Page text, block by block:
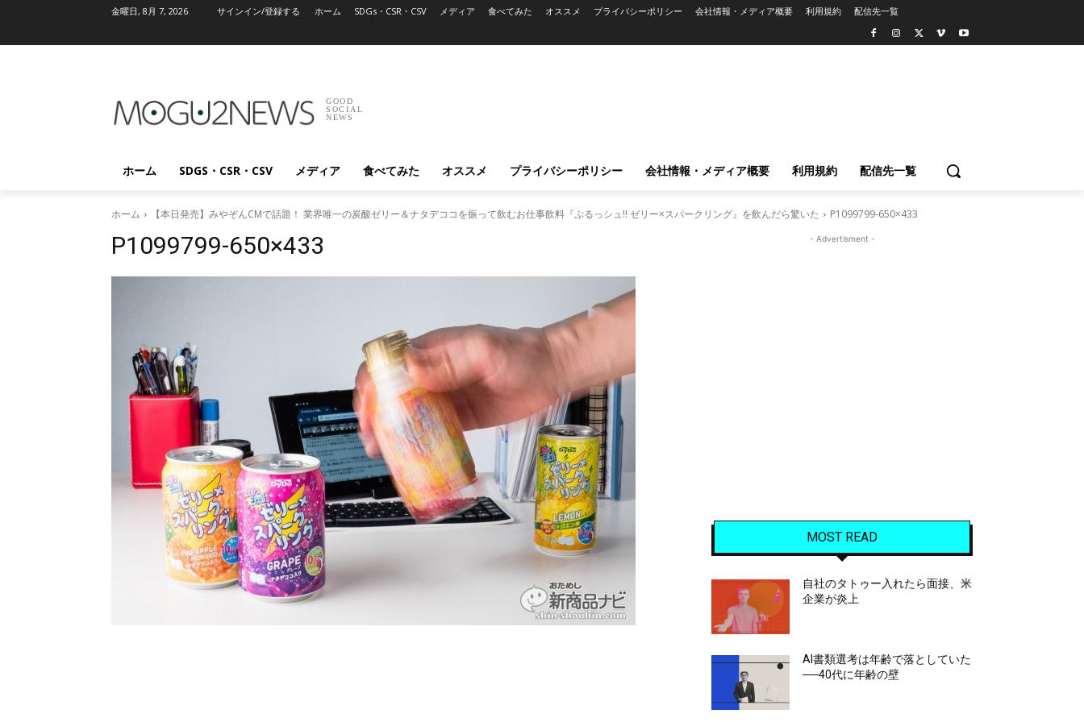
金曜日, 8月 7, 2026 サインイン/登録する ホーム SDGs・CSR・CSV メディア 食べてみた オススメ プライバシーポリシー 会社情報・メディア概要 利用規約 配信先一覧
GOOD
SOCIAL
NEWS
ホーム SDGS・CSR・CSV メディア 食べてみた オススメ プライバシーポリシー 会社情報・メディア概要 利用規約 配信先一覧
ホーム 【本日発売】みやぞんCMで話題！ 業界唯一の炭酸ゼリー＆ナタデココを振って飲むお仕事飲料『ぷるっシュ!! ゼリー×スパークリング』を飲んだら驚いた P1099799-650×433
P1099799-650×433 - Advertisment -
MOST READ
自社のタトゥー入れたら面接、米
企業が炎上
AI書類選考は年齢で落としていた
──40代に年齢の壁